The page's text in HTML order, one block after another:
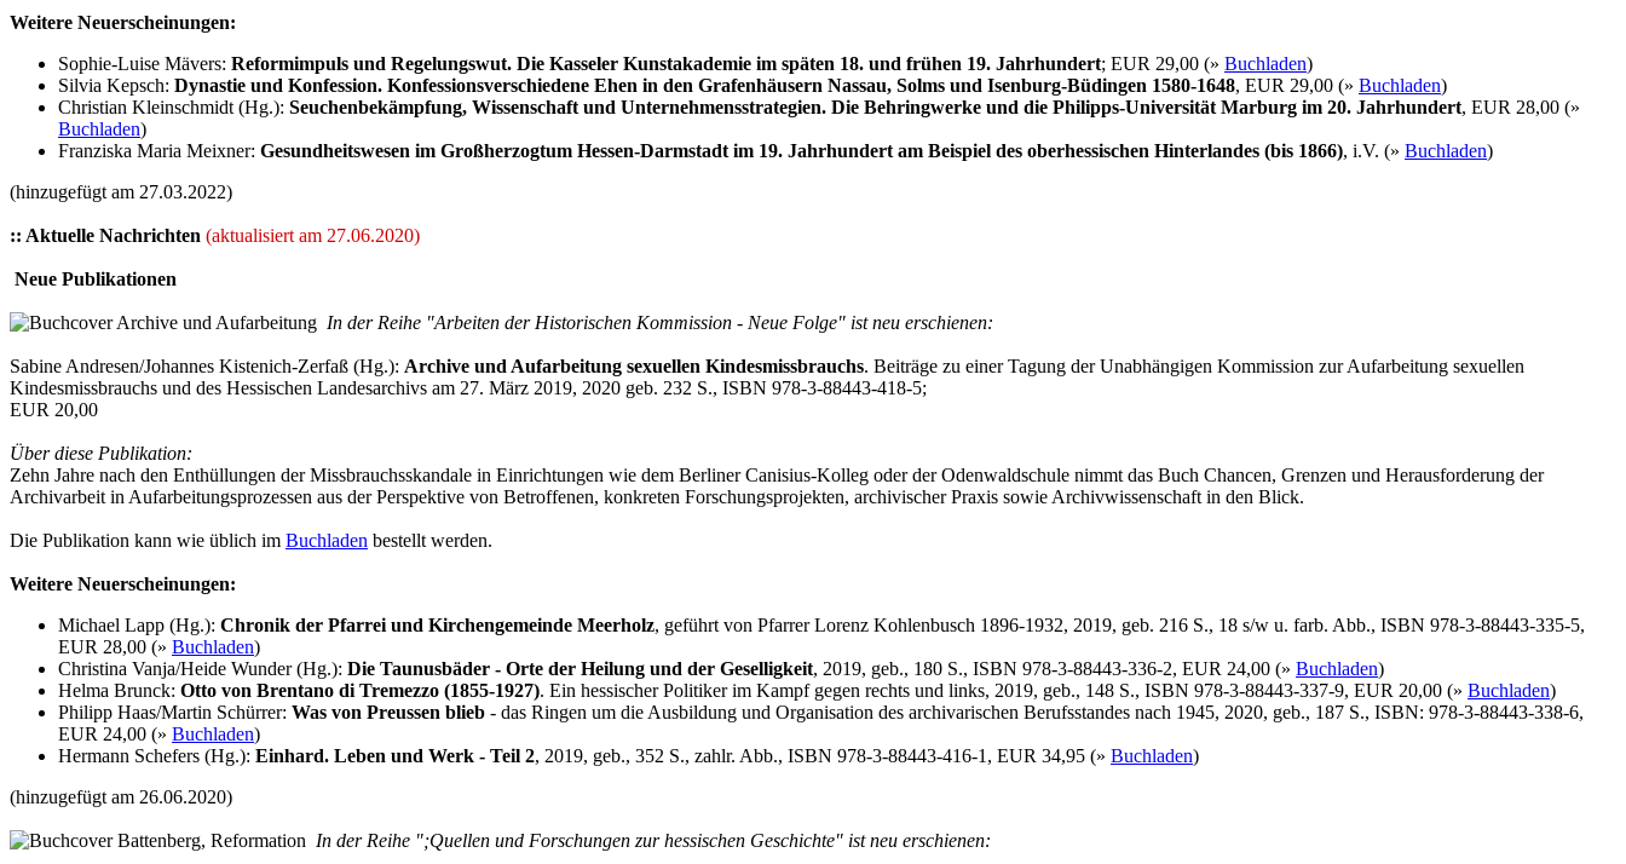
Weitere Neuerscheinungen:
Sophie-Luise Mävers: Reformimpuls und Regelungswut. Die Kasseler Kunstakademie im späten 18. und frühen 19. Jahrhundert; EUR 29,00 (» Buchladen)
Silvia Kepsch: Dynastie und Konfession. Konfessionsverschiedene Ehen in den Grafenhäusern Nassau, Solms und Isenburg-Büdingen 1580-1648, EUR 29,00 (» Buchladen)
Christian Kleinschmidt (Hg.): Seuchenbekämpfung, Wissenschaft und Unternehmensstrategien. Die Behringwerke und die Philipps-Universität Marburg im 20. Jahrhundert, EUR 28,00 (»
Buchladen)
Franziska Maria Meixner: Gesundheitswesen im Großherzogtum Hessen-Darmstadt im 19. Jahrhundert am Beispiel des oberhessischen Hinterlandes (bis 1866), i.V. (» Buchladen)
(hinzugefügt am 27.03.2022)
:: Aktuelle Nachrichten (aktualisiert am 27.06.2020)
Neue Publikationen
In der Reihe "Arbeiten der Historischen Kommission - Neue Folge" ist neu erschienen:
Sabine Andresen/Johannes Kistenich-Zerfaß (Hg.): Archive und Aufarbeitung sexuellen Kindesmissbrauchs. Beiträge zu einer Tagung der Unabhängigen Kommission zur Aufarbeitung sexuellen
Kindesmissbrauchs und des Hessischen Landesarchivs am 27. März 2019, 2020 geb. 232 S., ISBN 978-3-88443-418-5;
EUR 20,00
Über diese Publikation:
Zehn Jahre nach den Enthüllungen der Missbrauchsskandale in Einrichtungen wie dem Berliner Canisius-Kolleg oder der Odenwaldschule nimmt das Buch Chancen, Grenzen und Herausforderung der
Archivarbeit in Aufarbeitungsprozessen aus der Perspektive von Betroffenen, konkreten Forschungsprojekten, archivischer Praxis sowie Archivwissenschaft in den Blick.
Die Publikation kann wie üblich im Buchladen bestellt werden.
Weitere Neuerscheinungen:
Michael Lapp (Hg.): Chronik der Pfarrei und Kirchengemeinde Meerholz, geführt von Pfarrer Lorenz Kohlenbusch 1896-1932, 2019, geb. 216 S., 18 s/w u. farb. Abb., ISBN 978-3-88443-335-5,
EUR 28,00 (» Buchladen)
Christina Vanja/Heide Wunder (Hg.): Die Taunusbäder - Orte der Heilung und der Geselligkeit, 2019, geb., 180 S., ISBN 978-3-88443-336-2, EUR 24,00 (» Buchladen)
Helma Brunck: Otto von Brentano di Tremezzo (1855-1927). Ein hessischer Politiker im Kampf gegen rechts und links, 2019, geb., 148 S., ISBN 978-3-88443-337-9, EUR 20,00 (» Buchladen)
Philipp Haas/Martin Schürrer: Was von Preussen blieb - das Ringen um die Ausbildung und Organisation des archivarischen Berufsstandes nach 1945, 2020, geb., 187 S., ISBN: 978-3-88443-338-6,
EUR 24,00 (» Buchladen)
Hermann Schefers (Hg.): Einhard. Leben und Werk - Teil 2, 2019, geb., 352 S., zahlr. Abb., ISBN 978-3-88443-416-1, EUR 34,95 (» Buchladen)
(hinzugefügt am 26.06.2020)
In der Reihe ";Quellen und Forschungen zur hessischen Geschichte" ist neu erschienen: